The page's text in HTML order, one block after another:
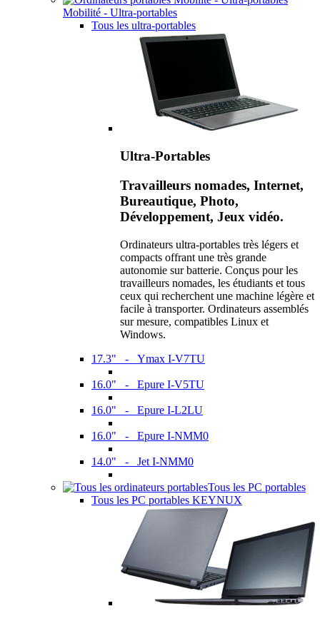
Mobilité - Ultra-portables
Tous les ultra-portables
Ultra-Portables
Travailleurs nomades, Internet,
Bureautique, Photo,
Développement, Jeux vidéo.
Ordinateurs ultra-portables très légers et
compacts offrant une très grande
autonomie sur batterie. Conçus pour les
travailleurs nomades, les étudiants et tous
ceux qui recherchent une machine légère et
facile à transporter. Ordinateurs assemblés
sur mesure, compatibles Linux et
Windows.
17.3" - Ymax I-V7TU
16.0" - Epure I-V5TU
16.0" - Epure I-L2LU
16.0" - Epure I-NMM0
14.0" - Jet I-NMM0
Tous les PC portables
Tous les PC portables KEYNUX